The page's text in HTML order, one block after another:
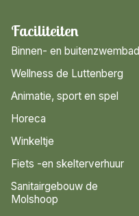
Faciliteiten
Binnen- en buitenzwembad
Wellness de Luttenberg
Animatie, sport en spel
Horeca
Winkeltje
Fiets -en skelterverhuur
Sanitairgebouw de
Molshoop